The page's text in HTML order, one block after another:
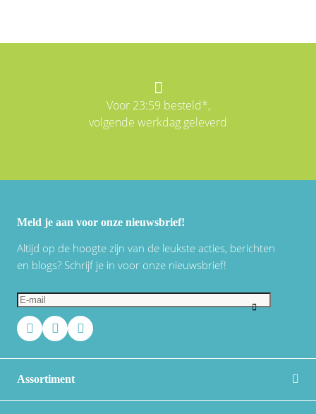
Voor 23:59 besteld*,
volgende werkdag geleverd
Meld je aan voor onze nieuwsbrief!
Altijd op de hoogte zijn van de leukste acties, berichten
en blogs? Schrijf je in voor onze nieuwsbrief!
Assortiment